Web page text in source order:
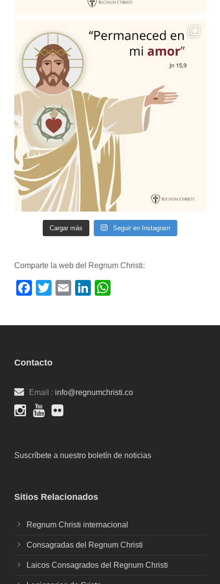
Cargar más Seguir en Instagram
Comparte la web del Regnum Christi:
Facebook
Twitter
EmailLinkedIn
Contacto
Email : info@regnumchristi.co
Suscríbete a nuestro boletín de noticias
Sitios Relacionados
Regnum Christi internacional
Consagradas del Regnum Christi
Laicos Consagrados del Regnum Christi